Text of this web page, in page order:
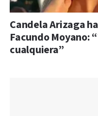
Candela Arizaga
Facundo Moyano:
cualquiera”